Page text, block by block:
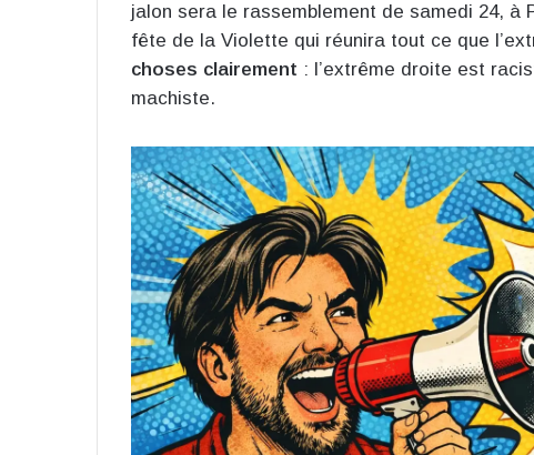
jalon sera le rassemblement de samedi 24,
fête de la Violette qui réunira tout ce que
choses clairement : l’extrême droite est
machiste.